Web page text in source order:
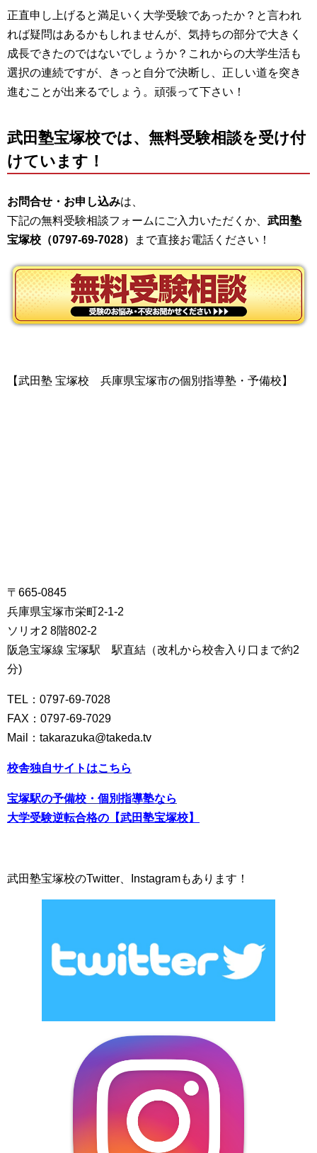
正直申し上げると満足いく大学受験であったか？と言われ
れば疑問はあるかもしれませんが、気持ちの部分で大きく
成長できたのではないでしょうか？これからの大学生活も
選択の連続ですが、きっと自分で決断し、正しい道を突き
進むことが出来るでしょう。頑張って下さい！
武田塾宝塚校では、無料受験相談を受け付
けています！
お問合せ・お申し込みは、
下記の無料受験相談フォームにご入力いただくか、 武田塾
宝塚校（0797-69-7028）
まで直接お電話ください！
【武田塾 宝塚校 兵庫県宝塚市の個別指導塾・予備校】
〒665-0845
兵庫県宝塚市栄町2-1-2
ソリオ2 8階802-2
阪急宝塚線 宝塚駅 駅直結（改札から校舎入り口まで約2
分)
TEL：0797-69-7028
FAX：0797-69-7029
Mail：takarazuka@takeda.tv
校舎独自サイトはこちら
宝塚駅の予備校・個別指導塾なら
大学受験逆転合格の【武田塾宝塚校】
武田塾宝塚校のTwitter、Instagramもあります！